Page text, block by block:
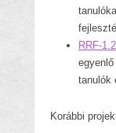
RRF-
tanulók
Korábbi